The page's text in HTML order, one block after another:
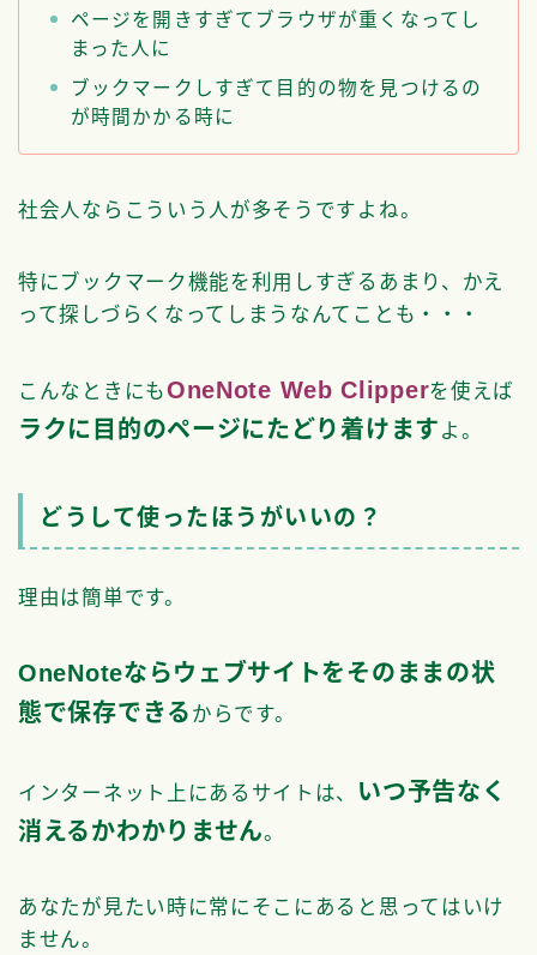
ページを開きすぎてブラウザが重くなってし
まった人に
ブックマークしすぎて目的の物を見つけるの
が時間かかる時に
社会人ならこういう人が多そうですよね。
特にブックマーク機能を利用しすぎるあまり、かえ
って探しづらくなってしまうなんてことも・・・
こんなときにもOneNote Web Clipperを使えば
ラクに目的のページにたどり着けます よ。
どうして使ったほうがいいの？
理由は簡単です。
OneNoteならウェブサイトをそのままの状
態で保存できる からです。
インターネット上にあるサイトは、 いつ予告なく
消えるかわかりません。
あなたが見たい時に常にそこにあると思ってはいけ
ません。